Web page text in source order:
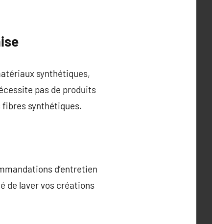
synthétiques,
pas de produits
fibres synthétiques.
d’entretien
de laver vos créations